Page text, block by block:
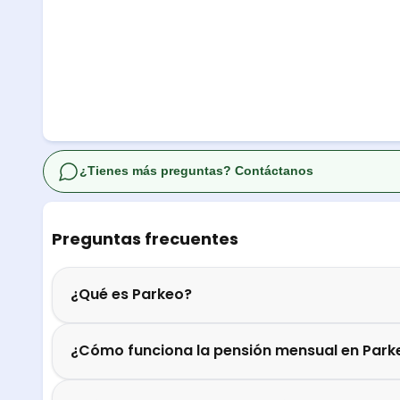
Preguntas frecuentes
¿Qué es Parkeo?
¿Cómo funciona la pensión mensual en
¿Tienes más preguntas? Contáctanos